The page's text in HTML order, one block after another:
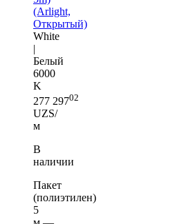
(Arlight,
Открытый)
White
|
Белый
6000
K
277 29702
UZS/
м
В
наличии
Пакет
(полиэтилен)
5